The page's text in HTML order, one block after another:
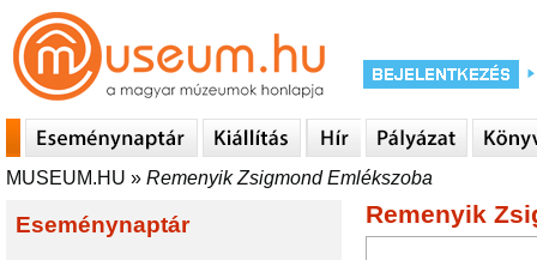
MUSEUM.HU » Remenyik Zsigmond Emlékszoba
Eseménynaptár Remenyik